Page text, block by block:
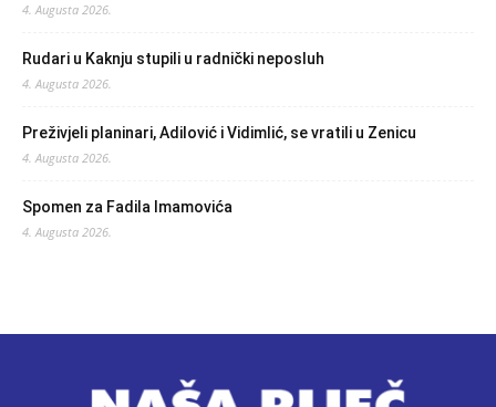
4. Augusta 2026.
Rudari u Kaknju stupili u radnički neposluh
4. Augusta 2026.
Preživjeli planinari, Adilović i Vidimlić, se vratili u Zenicu
4. Augusta 2026.
Spomen za Fadila Imamovića
4. Augusta 2026.